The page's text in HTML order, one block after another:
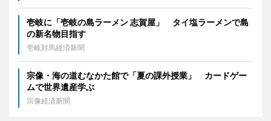
壱岐に「壱岐の島ラーメン 志賀屋」 タイ塩ラーメンで島
の新名物目指す
壱岐対馬経済新聞
宗像・海の道むなかた館で「夏の課外授業」 カードゲー
ムで世界遺産学ぶ
宗像経済新聞